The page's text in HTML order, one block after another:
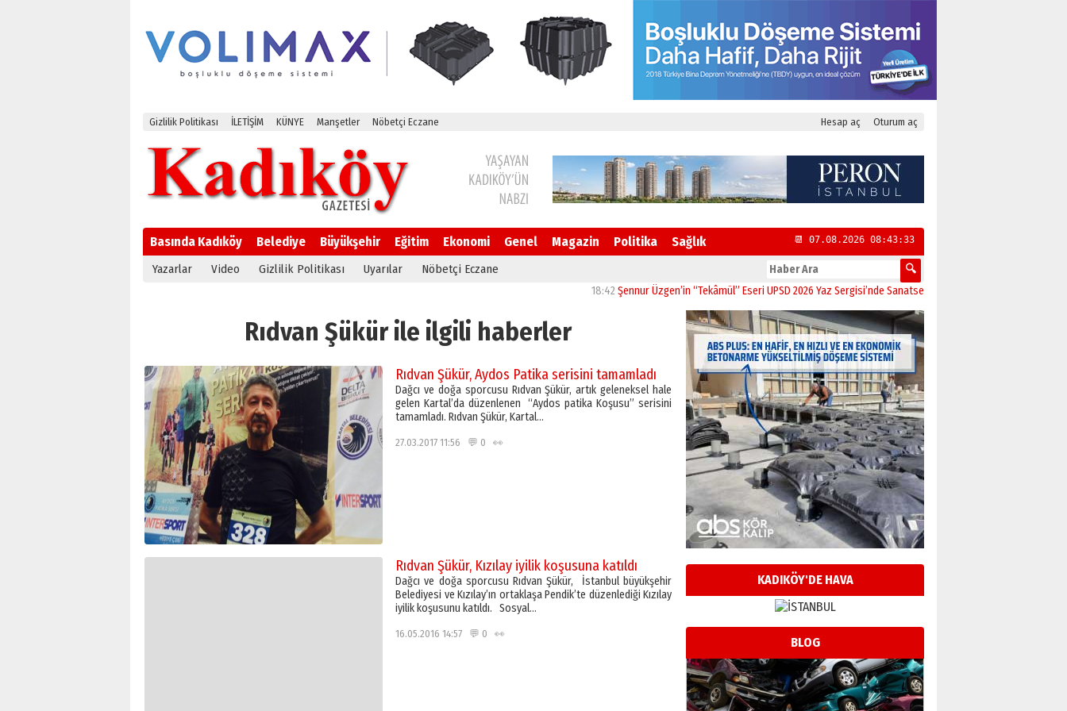
Gizlilik Politikası İLETİŞİM KÜNYE Manşetler Nöbetçi Eczane Hesap aç Oturum aç
Basında Kadıköy Belediye Büyükşehir Eğitim Ekonomi Genel Magazin Politika Sağlık 📆 07.08.2026 08:43:33
Yazarlar Video Gizlilik Politikası Uyarılar Nöbetçi Eczane
Şennur Üzgen’in “Tekâmül” Eseri UPSD 2026 Yaz Sergisi’nde Sanatseverlerle Buluştu
Rıdvan Şükür ile ilgili haberler
Rıdvan Şükür, Aydos Patika serisini tamamladı
Dağcı ve doğa sporcusu Rıdvan Şükür, artık geleneksel hale
gelen Kartal’da düzenlenen “Aydos patika Koşusu” serisini
tamamladı. Rıdvan Şükür, Kartal…
27.03.2017 11:56 💬 0 👀
Rıdvan Şükür, Kızılay iyilik koşusuna katıldı
Dağcı ve doğa sporcusu Rıdvan Şükür, İstanbul büyükşehir
Belediyesi ve Kızılay’ın ortaklaşa Pendik’te düzenlediği Kızılay
iyilik koşusunu katıldı. Sosyal…
16.05.2016 14:57 💬 0 👀
KADIKÖY'DE HAVA
BLOG
Neşat YALÇIN
Paranın Aile Kültüründeki Yeri
03 Ağustos 2026 Pazartesi